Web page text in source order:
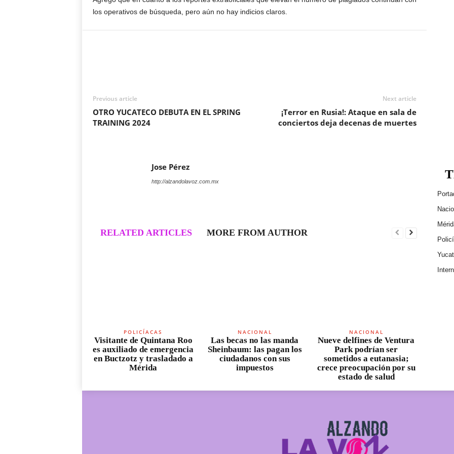
los operativos de búsqueda, pero aún no hay indicios claros.
Previous article
OTRO YUCATECO DEBUTA EN EL SPRING
TRAINING 2024
Next article
¡Terror en Rusia!: Ataque en sala de
conciertos deja decenas de muertes
Jose Pérez
http://alzandolavoz.com.mx
RELATED ARTICLES MORE FROM AUTHOR
POLICÍACAS
Visitante de Quintana Roo
es auxiliado de emergencia
en Buctzotz y trasladado a
Mérida
NACIONAL
Las becas no las manda
Sheinbaum: las pagan los
ciudadanos con sus
impuestos
NACIONAL
Nueve delfines de Ventura
Park podrían ser
sometidos a eutanasia;
crece preocupación por su
estado de salud